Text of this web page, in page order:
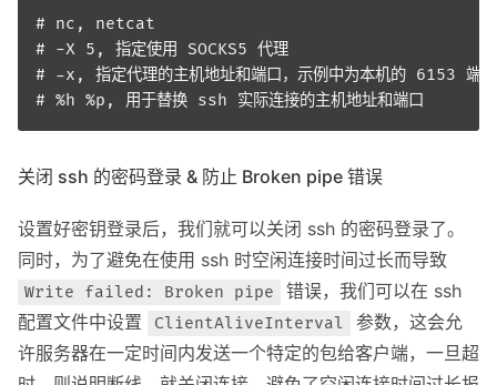
关闭 ssh 的密码登录 & 防止 Broken pipe 错误
设置好密钥登录后，我们就可以关闭 ssh 的密码登录了。
同时，为了避免在使用 ssh 时空闲连接时间过长而导致
Write failed: Broken pipe
错误，我们可以在 ssh
配置文件中设置
ClientAliveInterval
参数，这会允
许服务器在一定时间内发送一个特定的包给客户端，一旦超